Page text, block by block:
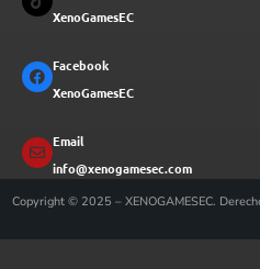
XenoGamesEC
Facebook
XenoGamesEC
Email
info@xenogamesec.com
Copyright © 2025 – XENOGAMESEC.